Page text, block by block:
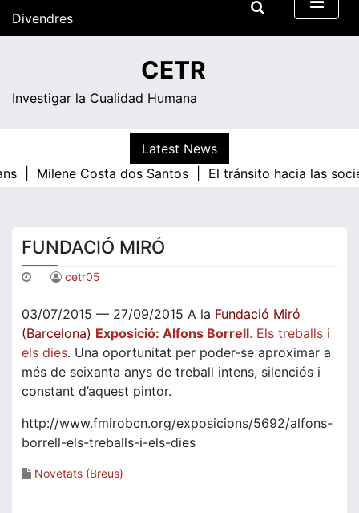
Divendres
CETR
Investigar la Cualidad Humana
Latest News
|
Milene Costa dos Santos | El tránsito hacia las
FUNDACIÓ MIRÓ
cetr05
03/07/2015 — 27/09/2015 A la Fundació Miró
(Barcelona) Exposició: Alfons Borrell. Els treballs i
els dies. Una oportunitat per poder-se aproximar a
més de seixanta anys de treball intens, silenciós i
constant d’aquest pintor.
http://www.fmirobcn.org/exposicions/5692/alfons-
borrell-els-treballs-i-els-dies
Novetats (Breus)